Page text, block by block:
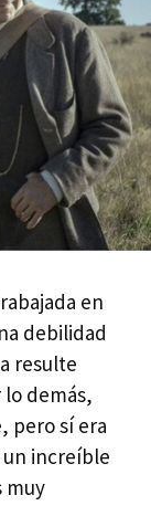
en
debilidad
resulte
demás,
pero sí era
un increíble
muy